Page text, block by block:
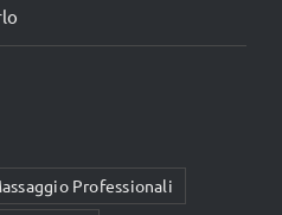
Professionali